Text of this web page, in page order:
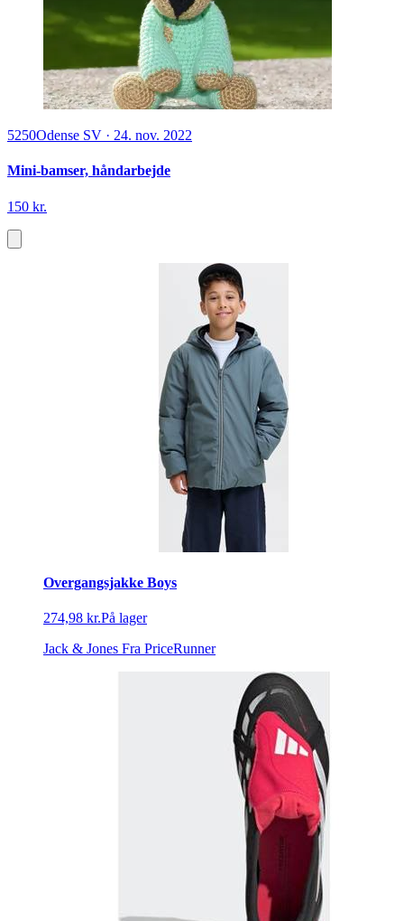
5250Odense SV · 24. nov. 2022
Mini-bamser, håndarbejde
150 kr.
Overgangsjakke Boys
274,98 kr.På lager
Jack & Jones Fra PriceRunner